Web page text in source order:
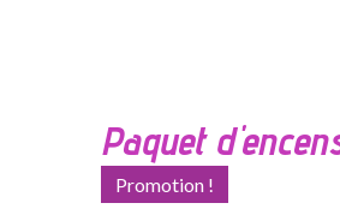
Paquet
Promotion !